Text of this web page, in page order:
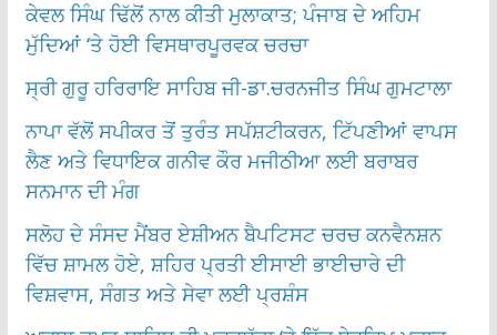
ਕੇਵਲ ਸਿੰਘ ਢਿੱਲੋਂ ਨਾਲ ਕੀਤੀ ਮੁਲਾਕਾਤ; ਪੰਜਾਬ ਦੇ ਅਹਿਮ
ਮੁੱਦਿਆਂ ‘ਤੇ ਹੋਈ ਵਿਸਥਾਰਪੂਰਵਕ ਚਰਚਾ
ਸ੍ਰੀ ਗੁਰੂ ਹਰਿਰਾਇ ਸਾਹਿਬ ਜੀ-ਡਾ.ਚਰਨਜੀਤ ਸਿੰਘ ਗੁਮਟਾਲਾ
ਨਾਪਾ ਵੱਲੋਂ ਸਪੀਕਰ ਤੋਂ ਤੁਰੰਤ ਸਪੱਸ਼ਟੀਕਰਨ, ਟਿੱਪਣੀਆਂ ਵਾਪਸ
ਲੈਣ ਅਤੇ ਵਿਧਾਇਕ ਗਨੀਵ ਕੌਰ ਮਜੀਠੀਆ ਲਈ ਬਰਾਬਰ
ਸਨਮਾਨ ਦੀ ਮੰਗ
ਸਲੋਹ ਦੇ ਸੰਸਦ ਮੈਂਬਰ ਏਸ਼ੀਅਨ ਬੈਪਟਿਸਟ ਚਰਚ ਕਨਵੈਨਸ਼ਨ
ਵਿੱਚ ਸ਼ਾਮਲ ਹੋਏ, ਸ਼ਹਿਰ ਪ੍ਰਤੀ ਈਸਾਈ ਭਾਈਚਾਰੇ ਦੀ
ਵਿਸ਼ਵਾਸ, ਸੰਗਤ ਅਤੇ ਸੇਵਾ ਲਈ ਪ੍ਰਸ਼ੰਸ